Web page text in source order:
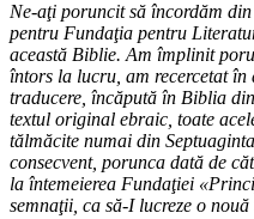
Ne-aţi poruncit să încordăm
pentru Fundaţia pentru
această Biblie. Am împlinit
întors la lucru, am recercetat
traducere, încăpută în Biblia
textul original ebraic, toate
tălmăcite numai din
consecvent, porunca dată de
la întemeierea Fundaţiei
semnaţii, ca să-I lucreze o